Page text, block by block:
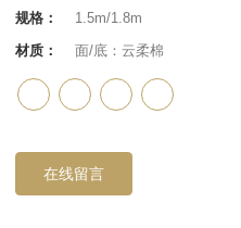
规格：
1.5m/1.8m
材质：
面/底：云柔棉
在线留言